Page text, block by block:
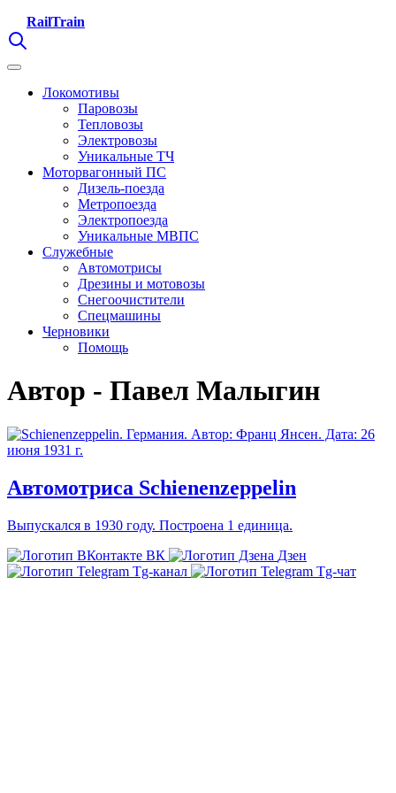
RailTrain
Локомотивы
Паровозы
Тепловозы
Электровозы
Уникальные ТЧ
Моторвагонный ПС
Дизель-поезда
Метропоезда
Электропоезда
Уникальные МВПС
Служебные
Автомотрисы
Дрезины и мотовозы
Снегоочистители
Спецмашины
Черновики
Помощь
Автор - Павел Малыгин
Автомотриса Schienenzeppelin
Выпускался в 1930 году. Построена 1 единица.
ВК
Дзен
Tg-канал
Tg-чат